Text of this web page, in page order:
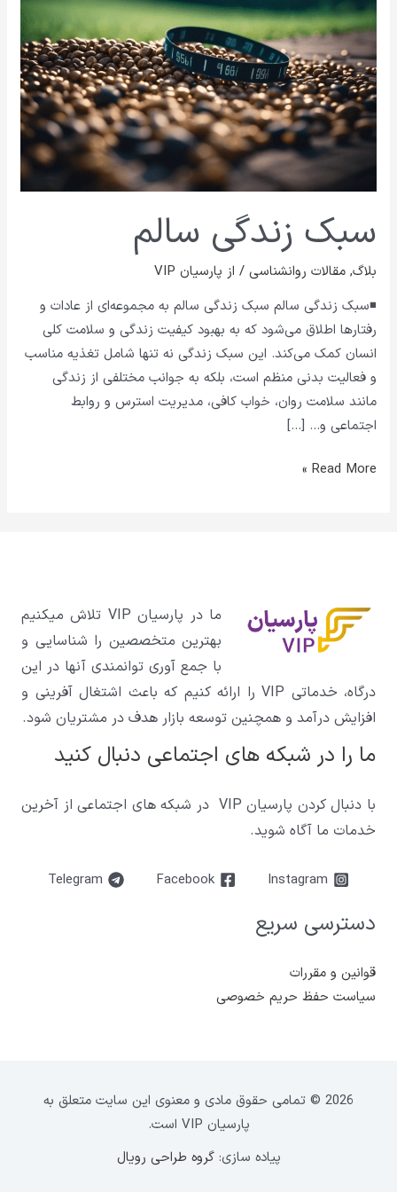
سبک زندگی سالم
بلاگ,مقالات روانشناسی / از پارسیان VIP
◾سبک زندگی سالم سبک زندگی سالم به مجموعه‌ای از عادات و
رفتارها اطلاق می‌شود که به بهبود کیفیت زندگی و سلامت کلی
انسان کمک می‌کند. این سبک زندگی نه تنها شامل تغذیه مناسب
و فعالیت بدنی منظم است، بلکه به جوانب مختلفی از زندگی
مانند سلامت روان، خواب کافی، مدیریت استرس و روابط
اجتماعی و… […]
Read More »
ما در پارسیان VIP تلاش میکنیم
بهترین متخصصین را شناسایی و
با جمع آوری توانمندی آنها در این
درگاه، خدماتی VIP را ارائه کنیم که باعث اشتغال آفرینی و
افزایش درآمد و همچنین توسعه بازار هدف در مشتریان شود.
ما را در شبکه های اجتماعی دنبال کنید
با دنبال کردن پارسیان VIP در شبکه های اجتماعی از آخرین
خدمات ما آگاه شوید.
Instagram
Facebook
Telegram
دسترسی سریع
قوانین و مقررات
سیاست حفظ حریم خصوصی
2026 © تمامی حقوق مادی و معنوی این سایت متعلق به
پارسیان VIP است.
پیاده سازی:گروه طراحی رویال